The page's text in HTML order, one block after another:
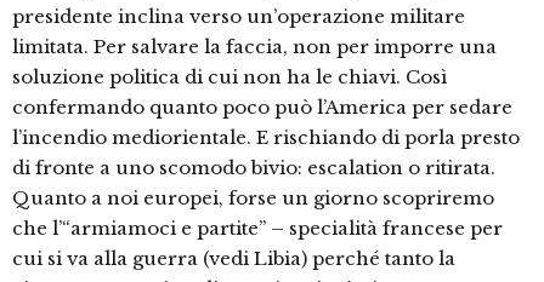
presidente inclina verso un’operazione militare
limitata. Per salvare la faccia, non per imporre una
soluzione politica di cui non ha le chiavi. Così
confermando quanto poco può l’America per sedare
l’incendio mediorientale. E rischiando di porla presto
di fronte a uno scomodo bivio: escalation o ritirata.
Quanto a noi europei, forse un giorno scopriremo
che l’“armiamoci e partite” – specialità francese per
cui si va alla guerra (vedi Libia) perché tanto la